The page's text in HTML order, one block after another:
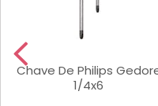
Chave De Philips
1/4x6